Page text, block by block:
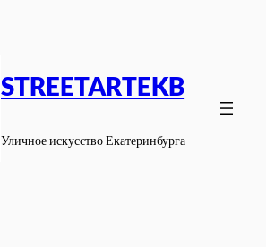
STREETARTEKB
Уличное искусство Екатеринбурга